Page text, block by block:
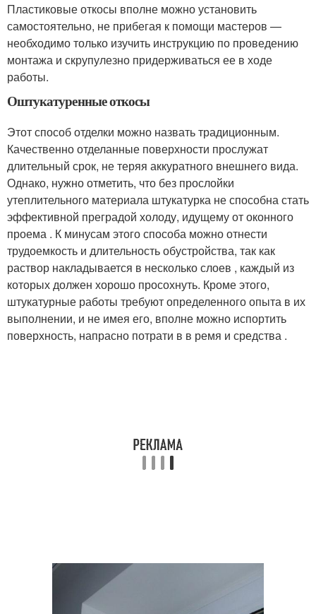
Пластиковые откосы вполне можно установить
самостоятельно, не прибегая к помощи мастеров —
необходимо только изучить инструкцию по проведению
монтажа и скрупулезно придерживаться ее в ходе
работы.
Оштукатуренные откосы
Этот способ отделки можно назвать традиционным.
Качественно отделанные поверхности прослужат
длительный срок, не теряя аккуратного внешнего вида.
Однако, нужно отметить, что без прослойки
утеплительного материала штукатурка не способна стать
эффективной преградой холоду, идущему от оконного
проема . К минусам этого способа можно отнести
трудоемкость и длительность обустройства, так как
раствор накладывается в несколько слоев , каждый из
которых должен хорошо просохнуть. Кроме этого,
штукатурные работы требуют определенного опыта в их
выполнении, и не имея его, вполне можно испортить
поверхность, напрасно потрати в в ремя и средства .